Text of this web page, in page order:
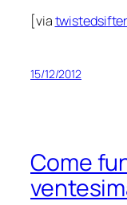
[via
15/12/2012
Come